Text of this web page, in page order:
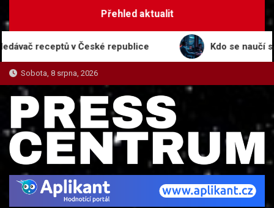
to
Přehled aktualit
receptů v České republice Kdo se naučí s AI,
Sobota, 8 srpna, 2026
PRESS-CENTRUM.CZ
Magazín informací a tiskových zpráv